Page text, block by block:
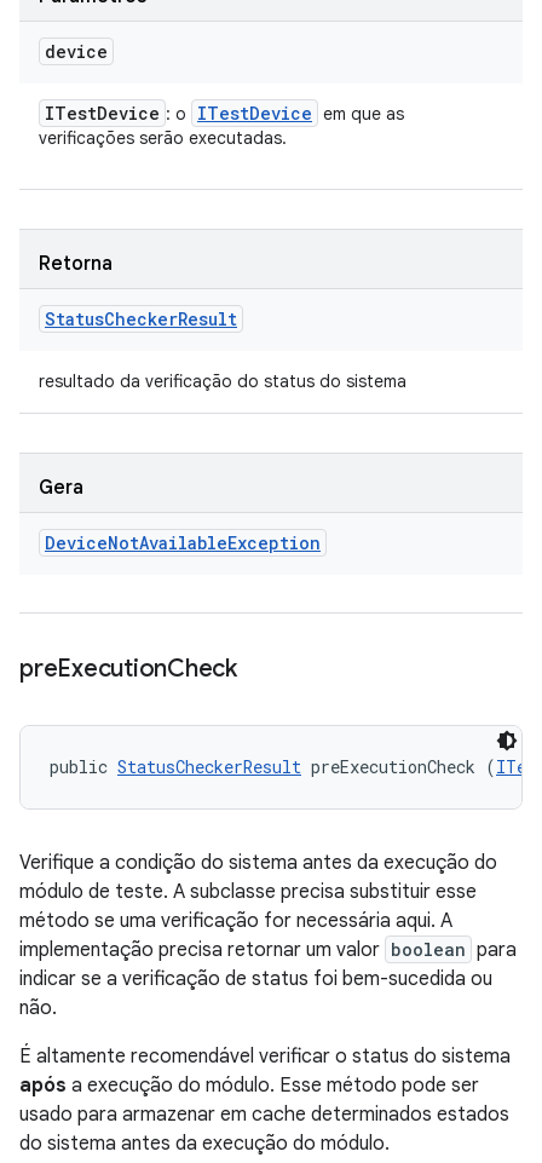
device
ITestDevice : o ITestDevice em que as
verificações serão executadas.
Retorna
StatusCheckerResult
resultado da verificação do status do sistema
Gera
DeviceNotAvailableException
preExecutionCheck
public StatusCheckerResult preExecutionCheck (
Verifique a condição do sistema antes da execução do
módulo de teste. A subclasse precisa substituir esse
método se uma verificação for necessária aqui. A
implementação precisa retornar um valor boolean para
indicar se a verificação de status foi bem-sucedida ou
não.
É altamente recomendável verificar o status do sistema
após a execução do módulo. Esse método pode ser
usado para armazenar em cache determinados estados
do sistema antes da execução do módulo.